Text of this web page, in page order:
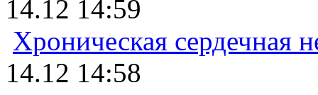
14.12 14:59
Хроническая сердечная
14.12 14:58